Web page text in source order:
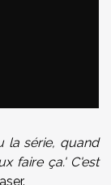
la série, quand
faire ça.' C'est